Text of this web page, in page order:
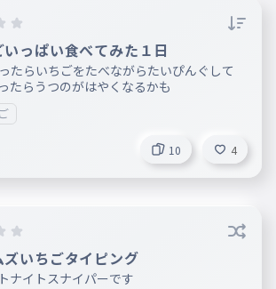
いっぱい食べてみた１日
たらいちごをたべながらたいぴんぐして
たらうつのがはやくなるかも
10 4
ズいちごタイピング
ナイトスナイパーです